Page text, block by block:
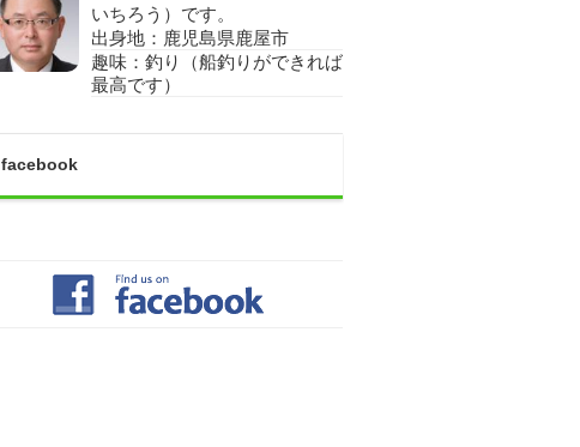
いちろう）です。
出身地：鹿児島県鹿屋市
趣味：釣り（船釣りができれば
最高です）
facebook